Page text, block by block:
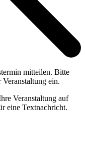
mitteilen. Bitte
ein.
Veranstaltung auf
eine Textnachricht.